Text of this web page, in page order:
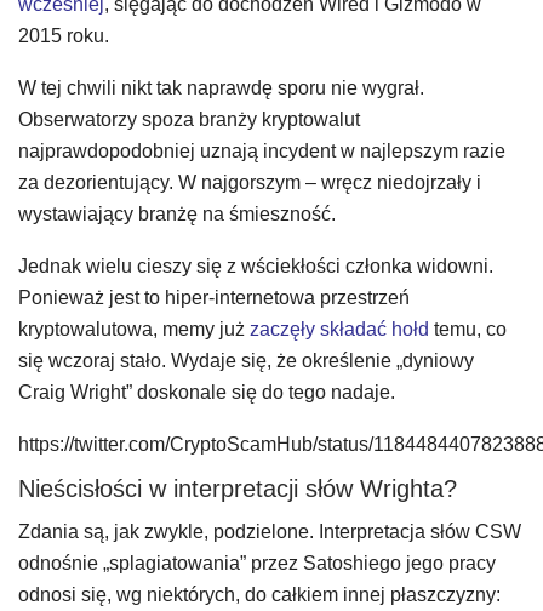
wcześniej , sięgając do dochodzeń Wired i Gizmodo w
2015 roku.
W tej chwili nikt tak naprawdę sporu nie wygrał.
Obserwatorzy spoza branży kryptowalut
najprawdopodobniej uznają incydent w najlepszym razie
za dezorientujący. W najgorszym – wręcz niedojrzały i
wystawiający branżę na śmieszność.
Jednak wielu cieszy się z wściekłości członka widowni.
Ponieważ jest to hiper-internetowa przestrzeń
kryptowalutowa, memy już zaczęły składać hołd temu, co
się wczoraj stało. Wydaje się, że określenie „dyniowy
Craig Wright” doskonale się do tego nadaje.
https://twitter.com/CryptoScamHub/status/
Nieścisłości w interpretacji słów Wrighta?
Zdania są, jak zwykle, podzielone. Interpretacja słów CSW
odnośnie „splagiatowania” przez Satoshiego jego pracy
odnosi się, wg niektórych, do całkiem innej płaszczyzny: